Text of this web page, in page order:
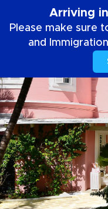
Arriving
Please make sure
and